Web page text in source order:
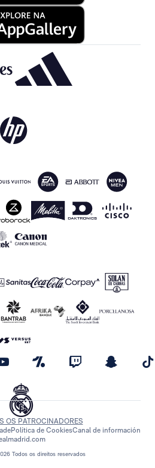
Todos os direitos reservados
OS PATROCINADORES
Política de CookiesCanal de información